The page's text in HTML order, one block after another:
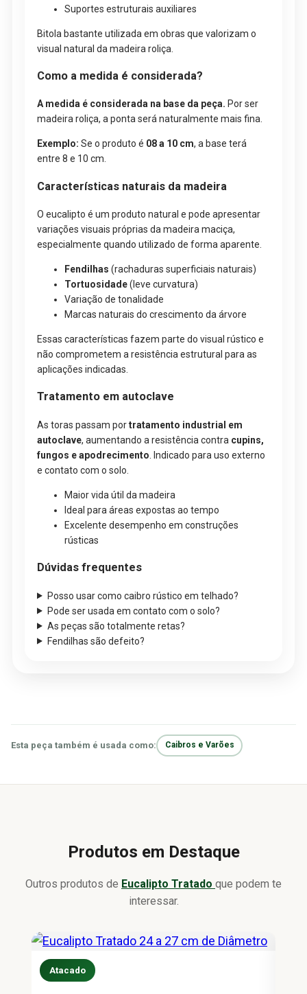
Suportes estruturais auxiliares
Bitola bastante utilizada em obras que valorizam o
visual natural da madeira roliça.
Como a medida é considerada?
A medida é considerada na base da peça. Por ser
madeira roliça, a ponta será naturalmente mais fina.
Exemplo: Se o produto é 08 a 10 cm, a base terá
entre 8 e 10 cm.
Características naturais da madeira
O eucalipto é um produto natural e pode apresentar
variações visuais próprias da madeira maciça,
especialmente quando utilizado de forma aparente.
Fendilhas (rachaduras superficiais naturais)
Tortuosidade(leve curvatura)
Variação de tonalidade
Marcas naturais do crescimento da árvore
Essas características fazem parte do visual rústico e
não comprometem a resistência estrutural para as
aplicações indicadas.
Tratamento em autoclave
As toras passam portratamento industrial em
autoclave, aumentando a resistência contra cupins,
fungos e apodrecimento . Indicado para uso externo
e contato com o solo.
Maior vida útil da madeira
Ideal para áreas expostas ao tempo
Excelente desempenho em construções
rústicas
Dúvidas frequentes
Posso usar como caibro rústico em telhado?
Pode ser usada em contato com o solo?
As peças são totalmente retas?
Fendilhas são defeito?
Esta peça também é usada como: Caibros e Varões
Produtos em Destaque
Outros produtos de Eucalipto Tratado que podem te
interessar.
Atacado